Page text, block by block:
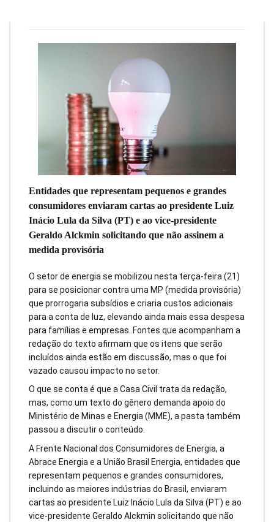
Entidades que representam pequenos e grandes
consumidores enviaram cartas ao presidente Luiz
Inácio Lula da Silva (PT) e ao vice-presidente
Geraldo Alckmin solicitando que não assinem a
medida provisória
O setor de energia se mobilizou nesta terça-feira (21)
para se posicionar contra uma MP (medida provisória)
que prorrogaria subsídios e criaria custos adicionais
para a conta de luz, elevando ainda mais essa despesa
para famílias e empresas. Fontes que acompanham a
redação do texto afirmam que os itens que serão
incluídos ainda estão em discussão, mas o que foi
vazado causou impacto no setor.
O que se conta é que a Casa Civil trata da redação,
mas, como um texto do gênero demanda apoio do
Ministério de Minas e Energia (MME), a pasta também
passou a discutir o conteúdo.
A Frente Nacional dos Consumidores de Energia, a
Abrace Energia e a União Brasil Energia, entidades que
representam pequenos e grandes consumidores,
incluindo as maiores indústrias do Brasil, enviaram
cartas ao presidente Luiz Inácio Lula da Silva (PT) e ao
vice-presidente Geraldo Alckmin solicitando que não